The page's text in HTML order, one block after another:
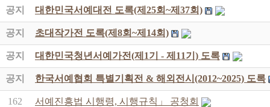
공지 대한민국서예대전 도록(제25회~제37회)
공지 초대작가전 도록(제8회~제14회)
공지 대한민국청년서예가전(제1기 - 제11기) 도록
공지 한국서예협회 특별기획전 & 해외전시(2012~2025) 도록
162 서예진흥법 시행령, 시행규칙」 공청회